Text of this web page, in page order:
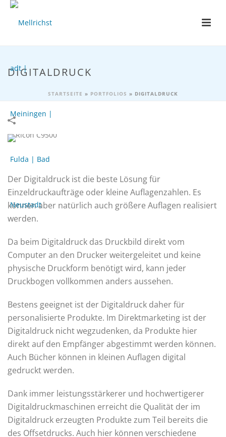
DIGITALDRUCK
STARTSEITE » PORTFOLIOS » DIGITALDRUCK
Der Digitaldruck ist die beste Lösung für
Einzeldruckaufträge oder kleine Auflagenzahlen. Es
können aber natürlich auch größere Auflagen realisiert
werden.
Da beim Digitaldruck das Druckbild direkt vom
Computer an den Drucker weitergeleitet und keine
physische Druckform benötigt wird, kann jeder
Druckbogen vollkommen anders aussehen.
Bestens geeignet ist der Digitaldruck daher für
personalisierte Produkte. Im Direktmarketing ist der
Digitaldruck nicht wegzudenken, da Produkte hier
direkt auf den Empfänger abgestimmt werden können.
Auch Bücher können in kleinen Auflagen digital
gedruckt werden.
Dank immer leistungsstärkerer und hochwertigerer
Digitaldruckmaschinen erreicht die Qualität der im
Digitaldruck erzeugten Produkte zum Teil bereits die
des Offsetdrucks. Auch hier können verschiedene